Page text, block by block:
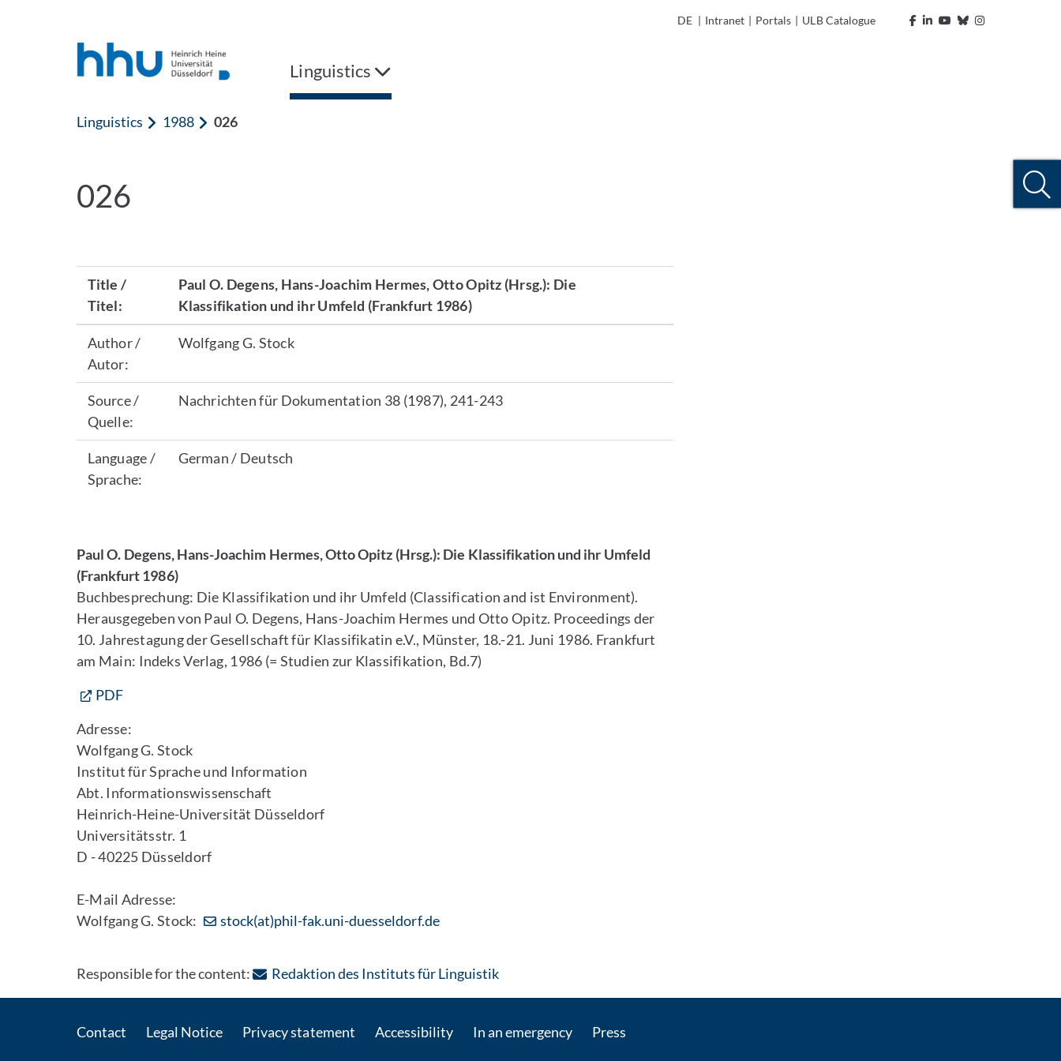
DE | Intranet | Portals | ULB Catalogue
Linguistics
Linguistics 1988 026
026
Title /
Titel:
Paul O. Degens, Hans-Joachim Hermes, Otto Opitz (Hrsg.): Die
Klassifikation und ihr Umfeld (Frankfurt 1986)
Author /
Autor:
Wolfgang G. Stock
Source /
Quelle:
Nachrichten für Dokumentation 38 (1987), 241-243
Language /
Sprache:
German / Deutsch
Paul O. Degens, Hans-Joachim Hermes, Otto Opitz (Hrsg.): Die Klassifikation und ihr Umfeld
(Frankfurt 1986)
Buchbesprechung: Die Klassifikation und ihr Umfeld (Classification and ist Environment).
Herausgegeben von Paul O. Degens, Hans-Joachim Hermes und Otto Opitz. Proceedings der
10. Jahrestagung der Gesellschaft für Klassifikatin e.V., Münster, 18.-21. Juni 1986. Frankfurt
am Main: Indeks Verlag, 1986 (= Studien zur Klassifikation, Bd.7)
PDF
Adresse:
Wolfgang G. Stock
Institut für Sprache und Information
Abt. Informationswissenschaft
Heinrich-Heine-Universität Düsseldorf
Universitätsstr. 1
D - 40225 Düsseldorf
E-Mail Adresse:
Wolfgang G. Stock:
stock(at)phil-fak.uni-duesseldorf.de
Responsible for the content: Redaktion des Instituts für Linguistik: Contact by e-mail
Contact Legal Notice Privacy statement Accessibility In an emergency Press